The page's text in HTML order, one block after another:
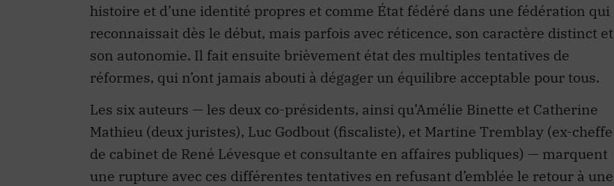
histoire et d’une identité propres et comme État fédéré dans une fédération qui
reconnaissait dès le début, mais parfois avec réticence, son caractère distinct et
son autonomie. Il fait ensuite brièvement état des multiples tentatives de
réformes, qui n’ont jamais abouti à dégager un équilibre acceptable pour tous.
Les six auteurs — les deux co-présidents, ainsi qu’Amélie Binette et Catherine
Mathieu (deux juristes), Luc Godbout (fiscaliste), et Martine Tremblay (ex-cheffe
de cabinet de René Lévesque et consultante en affaires publiques) — marquent
une rupture avec ces différentes tentatives en refusant d’emblée le retour à une